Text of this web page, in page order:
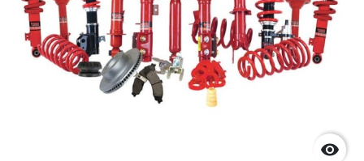
